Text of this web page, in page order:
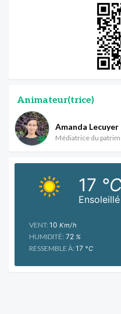
Animateur(trice)
Amanda Lecuyer
Médiatrice du
Ensoleillé
17
VENT: 10 Km/h
HUMIDITÉ: 72 %
RESSEMBLE À: 17 °C